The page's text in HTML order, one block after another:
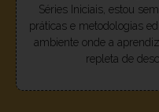
Séries Iniciais, estou
práticas e metodologias
ambiente onde a
repleta de